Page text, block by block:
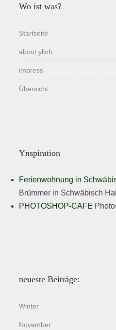
Wo ist was?
Startseite
about ylloh
impress
Übersicht
Ynspiration
Ferienwohnung in
Brümmer in Schwäbisch
PHOTOSHOP-CAFE
neueste Beiträge:
Winter
November